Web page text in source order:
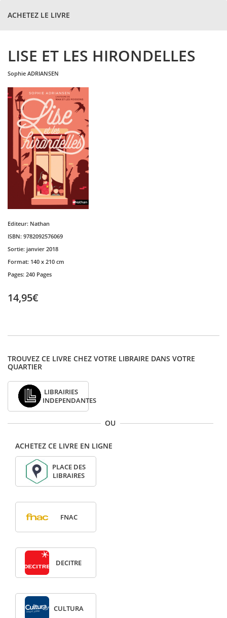
ACHETEZ LE LIVRE
LISE ET LES HIRONDELLES
sophie ADRIANSEN
Editeur: Nathan
ISBN: 9782092576069
Sortie: janvier 2018
Format: 140 x 210 cm
Pages: 240 Pages
14,95€
TROUVEZ CE LIVRE CHEZ VOTRE LIBRAIRE DANS VOTRE
QUARTIER
LIBRAIRIES
INDEPENDANTES
OU
ACHETEZ CE LIVRE EN LIGNE
PLACE DES
LIBRAIRES
FNAC
DECITRE
CULTURA